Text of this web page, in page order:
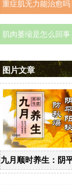
图片文章
九月顺时养生：阴